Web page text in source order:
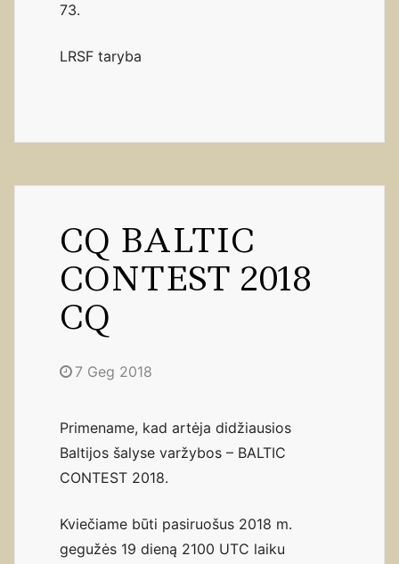
73.
LRSF taryba
CQ BALTIC
CONTEST 2018
CQ
7 Geg 2018
Primename, kad artėja didžiausios
Baltijos šalyse varžybos – BALTIC
CONTEST 2018.
Kviečiame būti pasiruošus 2018 m.
gegužės 19 dieną 2100 UTC laiku